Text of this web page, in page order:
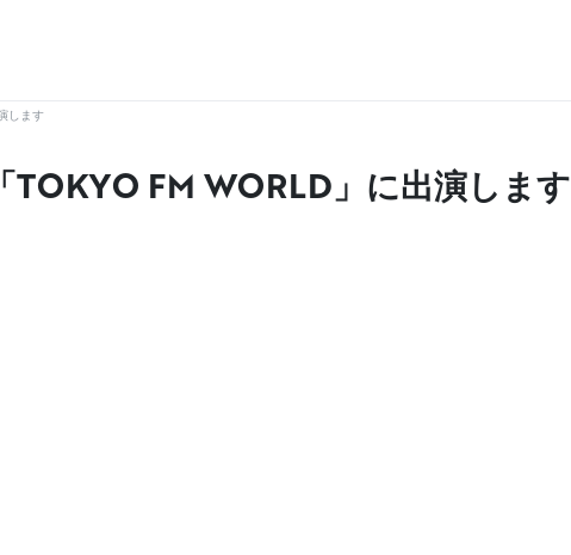
します
FM WORLD」に出演します